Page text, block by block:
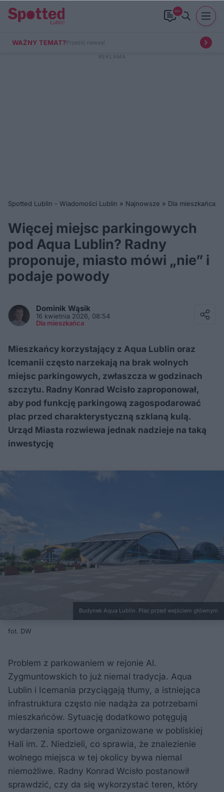
99+
WAŻNY TEMAT?Prześlij newsa!
Spotted Lublin - Wiadomości Lublin » Najnowsze » Dla mieszkańca
Więcej miejsc parkingowych
pod Aqua Lublin? Radny
proponuje, miasto mówi „nie” i
podaje powody
Dominik Wąsik
16 kwietnia 2026, 08:54
Dla mieszkańca
Mieszkańcy korzystający z Aqua Lublin oraz
Icemanii często narzekają na brak wolnych
miejsc parkingowych, zwłaszcza w godzinach
szczytu. Radny Konrad Wcisło zaproponował,
aby pod funkcję parkingową zagospodarować
plac przed charakterystyczną szklaną kulą.
Urząd Miasta rozwiewa jednak nadzieje na taką
inwestycję
Budynek Aqua Lublin. Plac przed wejściem głównym
fot. DW
Problem z parkowaniem w rejonie Al.
Zygmuntowskich to już niemal tradycja. Aqua
Lublin i Icemania przyciągają tłumy, a istniejąca
infrastruktura często nie nadąża za potrzebami
mieszkańców. Sytuację dodatkowo potęgują
wydarzenia sportowe organizowane w pobliskiej
Hali im. Z. Niedzieli, co sprawia, że znalezienie
wolnego miejsca w tej okolicy bywa niemal
niemożliwe. Radny Konrad Wcisło postanowił
sprawdzić, czy da się wykorzystać teren, który